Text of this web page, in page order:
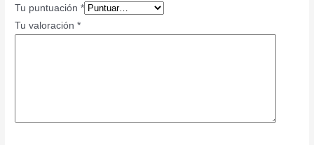
Tu puntuación*
Tu valoración*